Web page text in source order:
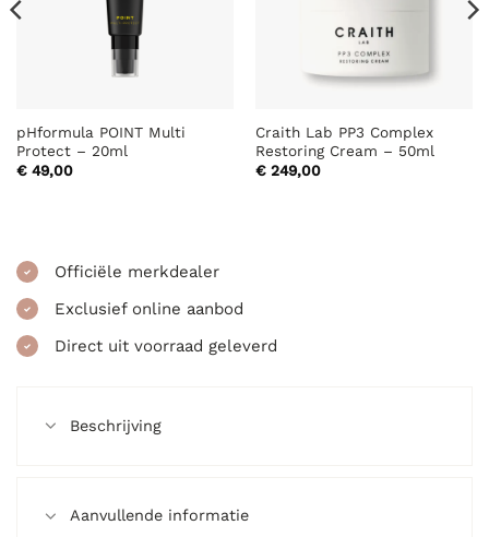
pHformula POINT Multi
Protect – 20ml
€49,00
Craith Lab PP3 Complex
Restoring Cream – 50ml
€249,00
Officiële merkdealer
Exclusief online aanbod
Direct uit voorraad geleverd
Beschrijving
Aanvullende informatie